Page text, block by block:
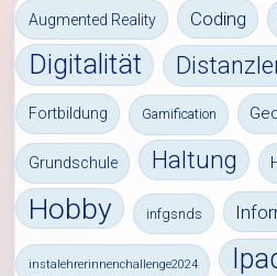
Augmented Reality Coding
Digitalität
Fortbildung Gamification
Grundschule Haltung
Hobby infgsnds
instalehrerinnenchallenge2024